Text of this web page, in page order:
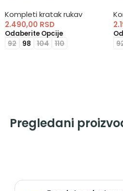
Kompleti kratak rukav
2.490,00 RSD
Odaberite Opcije
92 98 104 110
Pregledani